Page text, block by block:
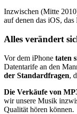
Inzwischen (Mitte
auf denen das iOS,
Alles verändert
Vor dem iPhone taten
Da­tentarife an den
der Standardfragen,
Die Verkäufe von
wir unsere Musik
Qualität hören können.